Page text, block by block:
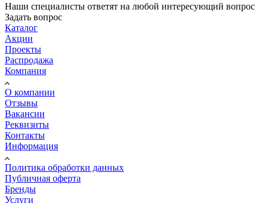
Наши специалисты ответят на любой интересующий вопрос
Задать вопрос
Каталог
Акции
Проекты
Распродажа
Компания
О компании
Отзывы
Вакансии
Реквизиты
Контакты
Информация
Политика обработки данных
Публичная оферта
Бренды
Услуги